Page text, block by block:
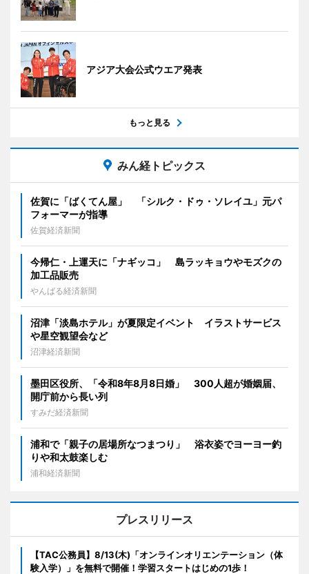
アジア大会公式ウエア発表
もっと見る
みん経トピックス
佐賀に「ばくてん屋」 「シルク・ドゥ・ソレイユ」元パ
フォーマーが指導
佐賀経済新聞
今帰仁・上運天に「ナギッコ」 島ラッキョウやモズクの
加工品販売
やんばる経済新聞
沼津「淡島ホテル」が夏限定イベント イラストサービス
や星空観望会など
沼津経済新聞
墨田区役所、「令和8年8月8日婚」 300人超が婚姻届、
開庁前から長い列
すみだ経済新聞
浦和で「親子の居場所なつまつり」 浴衣姿でヨーヨー釣
りや和太鼓楽しむ
浦和経済新聞
プレスリリース
【TAC公務員】8/13(木)「オンラインオリエンテーション（体
験入学）」を無料で開催！学習スタートはじめの1歩！